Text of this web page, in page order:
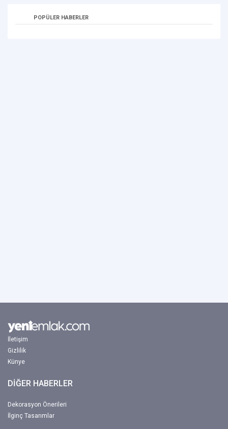
POPÜLER HABERLER
İletişim
Gizlilik
Künye
DİĞER HABERLER
Dekorasyon Önerileri
İlginç Tasarımlar